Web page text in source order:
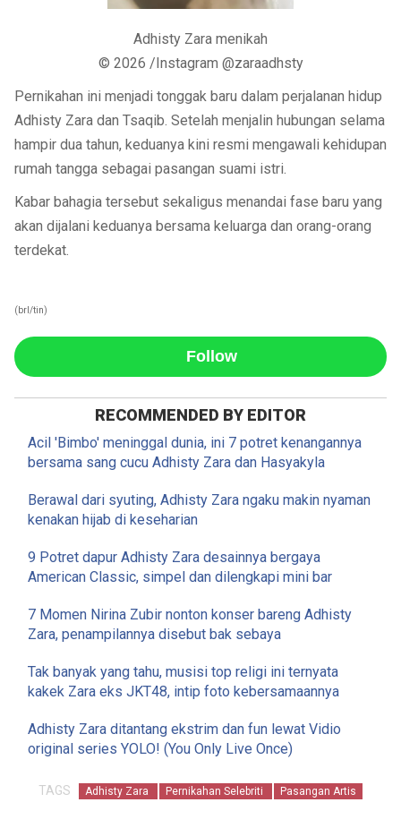
Adhisty Zara menikah
© 2026 /Instagram @zaraadhsty
Pernikahan ini menjadi tonggak baru dalam perjalanan hidup
Adhisty Zara dan Tsaqib. Setelah menjalin hubungan selama
hampir dua tahun, keduanya kini resmi mengawali kehidupan
rumah tangga sebagai pasangan suami istri.
Kabar bahagia tersebut sekaligus menandai fase baru yang
akan dijalani keduanya bersama keluarga dan orang-orang
terdekat.
(brl/tin)
Follow
RECOMMENDED BY EDITOR
Acil 'Bimbo' meninggal dunia, ini 7 potret kenangannya
bersama sang cucu Adhisty Zara dan Hasyakyla
Berawal dari syuting, Adhisty Zara ngaku makin nyaman
kenakan hijab di keseharian
9 Potret dapur Adhisty Zara desainnya bergaya
American Classic, simpel dan dilengkapi mini bar
7 Momen Nirina Zubir nonton konser bareng Adhisty
Zara, penampilannya disebut bak sebaya
Tak banyak yang tahu, musisi top religi ini ternyata
kakek Zara eks JKT48, intip foto kebersamaannya
Adhisty Zara ditantang ekstrim dan fun lewat Vidio
original series YOLO! (You Only Live Once)
TAGS Adhisty Zara Pernikahan Selebriti Pasangan Artis